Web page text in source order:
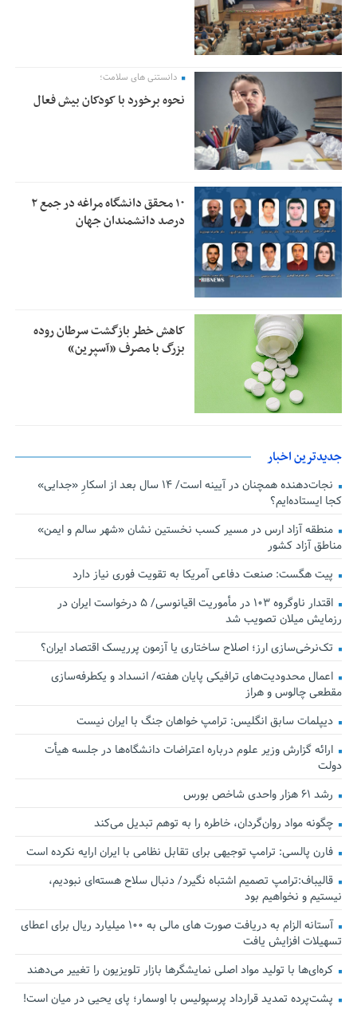
دانستنی های سلامت؛
نحوه برخورد با کودکان بیش فعال
۱۰ محقق دانشگاه مراغه در جمع ۲
درصد دانشمندان جهان
کاهش خطر بازگشت سرطان روده
بزرگ با مصرف «آسپرین»
جدیدترین اخبار
نجات‌دهنده‌ همچنان در آیینه است/ ۱۴ سال بعد از اسکارِ «جدایی»
کجا ایستاده‌ایم؟
منطقه آزاد ارس در مسیر کسب نخستین نشان «شهر سالم و ایمن»
مناطق آزاد کشور
پیت هگست: صنعت دفاعی آمریکا به تقویت فوری نیاز دارد
اقتدار ناوگروه ۱۰۳ در مأموریت‌ اقیانوسی/ ۵ درخواست ایران در
رزمایش میلان تصویب شد
تک‌نرخی‌سازی ارز؛ اصلاح ساختاری یا آزمون پرریسک اقتصاد ایران؟
اعمال محدودیت‌های ترافیکی پایان هفته/ انسداد و یکطرفه‌سازی
مقطعی چالوس و هراز
دیپلمات سابق انگلیس:‌ ترامپ خواهان جنگ با ایران نیست
ارائه گزارش وزیر علوم درباره اعتراضات دانشگاه‌ها در جلسه هیأت
دولت
رشد ۶۱ هزار واحدی شاخص بورس
چگونه مواد روان‌گردان، خاطره را به توهم تبدیل می‌کند
فارن پالسی: ترامپ توجیهی برای تقابل نظامی با ایران ارایه نکرده است
قالیباف:ترامپ تصمیم اشتباه نگیرد/ دنبال سلاح هسته‌ای نبودیم،
نیستیم و نخواهیم بود
آستانه الزام به دریافت صورت های مالی به ۱۰۰ میلیارد ریال برای اعطای
تسهیلات افزایش یافت
کره‌ای‌ها با تولید مواد اصلی نمایشگرها بازار تلویزیون را تغییر می‌دهند
پشت‌پرده تمدید قرارداد پرسپولیس با اوسمار؛ پای یحیی در میان است!